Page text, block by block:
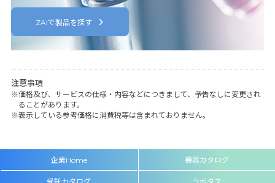
ZAIで製品を探す
注意事項
価格及び、サービスの仕様・内容などにつきまして、予告なしに変更され
ることがあります。
表示している参考価格に消費税等は含まれておりません。
企業Home 機器カタログ